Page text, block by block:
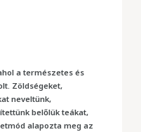
a természetes és
Zöldségeket,
neveltünk,
belőlük teákat,
alapozta meg az